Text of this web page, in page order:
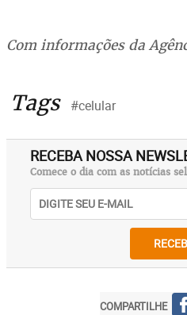
Com informações da
Tags #celular
RECEBA NOSSA
Comece o dia com as notícias
COMPARTILHE